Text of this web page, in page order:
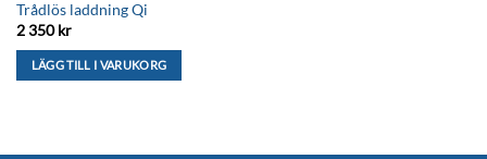
Trådlös laddning Qi
2 350kr
LÄGG TILL I VARUKORG